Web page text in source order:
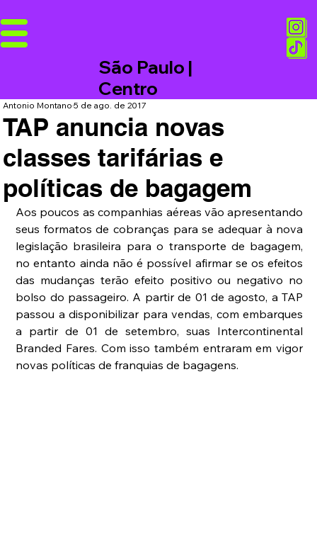
São Paulo |
Centro
TAP anuncia novas
classes tarifárias e
políticas de bagagem
Antonio Montano5 de ago. de 2017
Aos poucos as companhias aéreas vão apresentando
seus formatos de cobranças para se adequar à nova
legislação brasileira para o transporte de bagagem,
no entanto ainda não é possível afirmar se os efeitos
das mudanças terão efeito positivo ou negativo no
bolso do passageiro. A partir de 01 de agosto, a TAP
passou a disponibilizar para vendas, com embarques
a partir de 01 de setembro, suas Intercontinental
Branded Fares. Com isso também entraram em vigor
novas políticas de franquias de bagagens.